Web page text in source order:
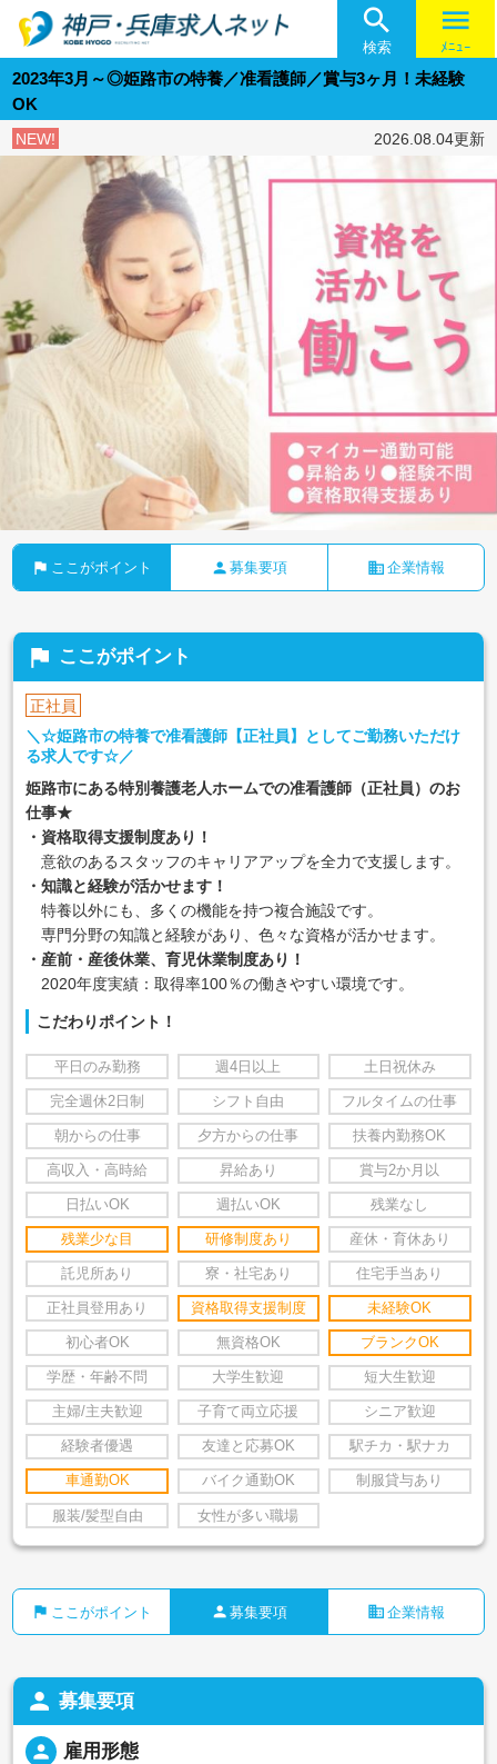

検索
menu
ﾒﾆｭｰ
2023年3月～◎姫路市の特養／准看護師／賞与3ヶ月！未経験
OK
NEW! 2026.08.04更新
flag ここがポイント person 募集要項 business 企業情報
flag ここがポイント
正社員
＼☆姫路市の特養で准看護師【正社員】としてご勤務いただけ
る求人です☆／
姫路市にある特別養護老人ホームでの准看護師（正社員）のお
仕事★
・資格取得支援制度あり！
意欲のあるスタッフのキャリアアップを全力で支援します。
・知識と経験が活かせます！
特養以外にも、多くの機能を持つ複合施設です。
専門分野の知識と経験があり、色々な資格が活かせます。
・産前・産後休業、育児休業制度あり！
2020年度実績：取得率100％の働きやすい環境です。
こだわりポイント！
平日のみ勤務 週4日以上 土日祝休み
完全週休2日制 シフト自由 フルタイムの仕事
朝からの仕事 夕方からの仕事 扶養内勤務OK
高収入・高時給 昇給あり 賞与2か月以
日払いOK 週払いOK 残業なし
残業少な目 研修制度あり 産休・育休あり
託児所あり 寮・社宅あり 住宅手当あり
正社員登用あり 資格取得支援制度 未経験OK
初心者OK 無資格OK ブランクOK
学歴・年齢不問 大学生歓迎 短大生歓迎
主婦/主夫歓迎 子育て両立応援 シニア歓迎
経験者優遇 友達と応募OK 駅チカ・駅ナカ
車通勤OK バイク通勤OK 制服貸与あり
服装/髪型自由 女性が多い職場
flag ここがポイント person 募集要項 business 企業情報
person 募集要項
person 雇用形態